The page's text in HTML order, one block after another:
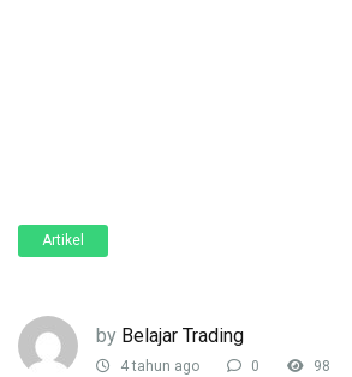
Artikel
by Belajar Trading
4 tahun ago 0 98